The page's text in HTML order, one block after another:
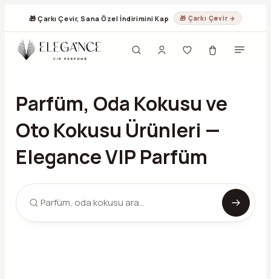
🎁 Çarkı Çevir, Sana Özel İndirimini Kap 🎁 Çarkı Çevir →
Parfüm, Oda Kokusu ve
Oto Kokusu Ürünleri —
Elegance VIP Parfüm